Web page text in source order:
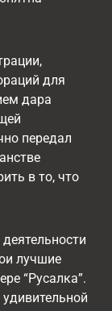
для
дара
передал
в то, что
лучшие
“Русалка”.